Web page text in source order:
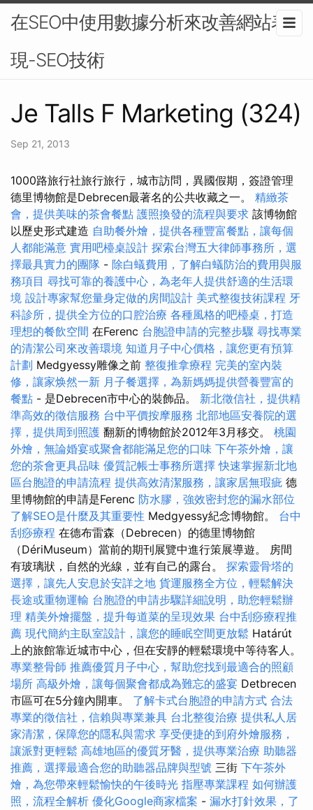
在SEO中使用數據分析來改善網站表
現-SEO技術
Je Talls F Marketing (324)
Sep 21, 2013
1000路旅行社旅行旅行，城市訪問，異國假期，簽證管理
德里博物館是Debrecen最著名的公共收藏之一。 精緻茶
會，提供美味的茶會餐點 護照換發的流程與要求 該博物館
以歷史形式建造 自助餐外燴，提供各種豐富餐點，讓每個
人都能滿意 實用吧檯桌設計 探索台灣五大律師事務所，選
擇最具實力的團隊 - 除白蟻費用，了解白蟻防治的費用與服
務項目 尋找可靠的養護中心，為老年人提供舒適的生活環
境 設計專家幫您量身定做的房間設計 美式整復技術課程 牙
科診所，提供全方位的口腔治療 各種風格的吧檯桌，打造
理想的餐飲空間 在Ferenc 台胞證申請的完整步驟 尋找專業
的清潔公司來改善環境 知道月子中心價格，讓您更有預算
計劃 Medgyessy雕像之前 整復推拿療程 完美的室內裝
修，讓家焕然一新 月子餐選擇，為新媽媽提供營養豐富的
餐點 - 是Debrecen市中心的裝飾品。 新北徵信社，提供精
準高效的徵信服務 台中平價按摩服務 北部地區安養院的選
擇，提供周到照護 翻新的博物館於2012年3月移交。 桃園
外燴，無論婚宴或聚會都能滿足您的口味 下午茶外燴，讓
您的茶會更具品味 優質記帳士事務所選擇 快速掌握新北地
區台胞證的申請流程 提供高效清潔服務，讓家居無瑕疵 德
里博物館的申請是Ferenc 防水膠，強效密封您的漏水部位
了解SEO是什麼及其重要性 Medgyessy紀念博物館。 台中
刮痧療程 在德布雷森（Debrecen）的德里博物館
（DériMuseum）當前的期刊展覽中進行策展導遊。 房間
有玻璃狀，自然的光線，並有自己的露台。 探索靈骨塔的
選擇，讓先人安息於安詳之地 貨運服務全方位，輕鬆解決
長途或重物運輸 台胞證的申請步驟詳細說明，助您輕鬆辦
理 精美外燴擺盤，提升每道菜的呈現效果 台中刮痧療程推
薦 現代簡約主臥室設計，讓您的睡眠空間更放鬆 Határút
上的旅館靠近城市中心，但在安靜的輕鬆環境中等待客人。
專業整骨師 推薦優質月子中心，幫助您找到最適合的照顧
場所 高級外燴，讓每個聚會都成為難忘的盛宴 Detbrecen
市區可在5分鐘內開車。 了解卡式台胞證的申請方式 合法
專業的徵信社，信賴與專業兼具 台北整復治療 提供私人居
家清潔，保障您的隱私與需求 享受便捷的到府外燴服務，
讓派對更輕鬆 高雄地區的優質牙醫，提供專業治療 助聽器
推薦，選擇最適合您的助聽器品牌與型號 三街 下午茶外
燴，為您帶來輕鬆愉快的午後時光 指壓專業課程 如何辦護
照，流程全解析 優化Google商家檔案 - 漏水打針效果，了